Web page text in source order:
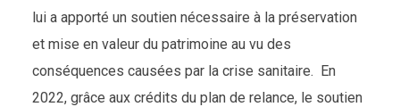
lui a apporté un soutien nécessaire à la préservation
et mise en valeur du patrimoine au vu des
conséquences causées par la crise sanitaire. En
2022, grâce aux crédits du plan de relance, le soutien